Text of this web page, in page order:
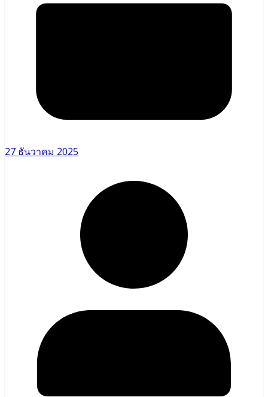
27 ธันวาคม 2025